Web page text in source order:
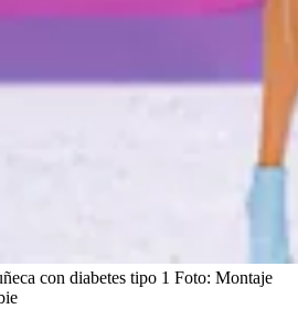
con diabetes tipo 1 Foto: Montaje